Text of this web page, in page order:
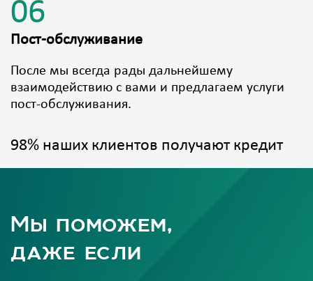
06
Пост-обслуживание
После мы всегда рады дальнейшему
взаимодействию с вами и предлагаем услуги
пост-обслуживания.
98% наших клиентов получают кредит
Мы поможем,
даже если